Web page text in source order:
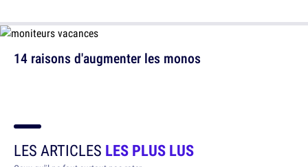
14 raisons d'augmenter les monos
LES ARTICLES LES PLUS LUS